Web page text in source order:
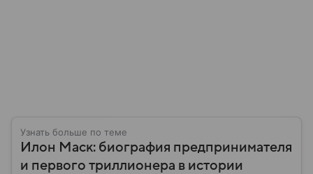
Узнать больше по теме
Илон Маск: биография предпринимателя
и первого триллионера в истории